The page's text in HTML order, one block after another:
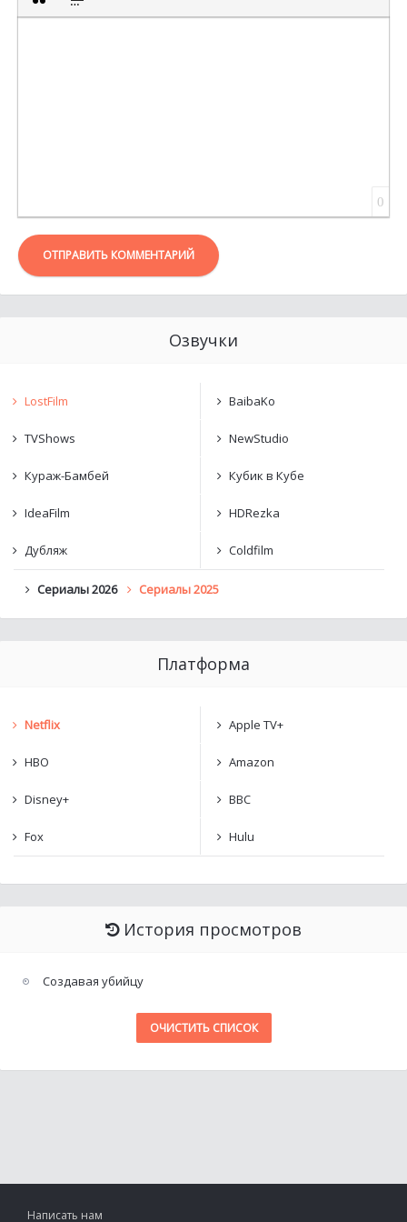
ВСТАВКА ЦИТАТЫ
ВСТАВКА СПОЙЛЕРА
0
ОТПРАВИТЬ КОММЕНТАРИЙ
Озвучки
LostFilm BaibaKo
TVShows NewStudio
Кураж-Бамбей Кубик в Кубе
IdeaFilm HDRezka
Дубляж Coldfilm
Сериалы 2026 Сериалы 2025
Платформа
Netflix Apple TV+
HBO Amazon
Disney+ BBC
Fox Hulu
История просмотров
Создавая убийцу
ОЧИСТИТЬ СПИСОК
Написать нам